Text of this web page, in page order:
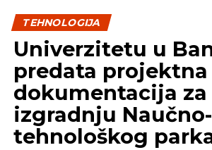
TEHNOLOGIJA
Univerzitetu u
predata projektna
dokumentacija za
izgradnju Naučno-
tehnološkog